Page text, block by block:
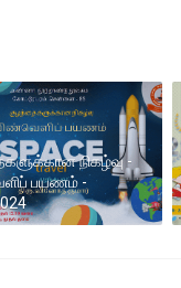
நிகழ்வு -
பயணம் -